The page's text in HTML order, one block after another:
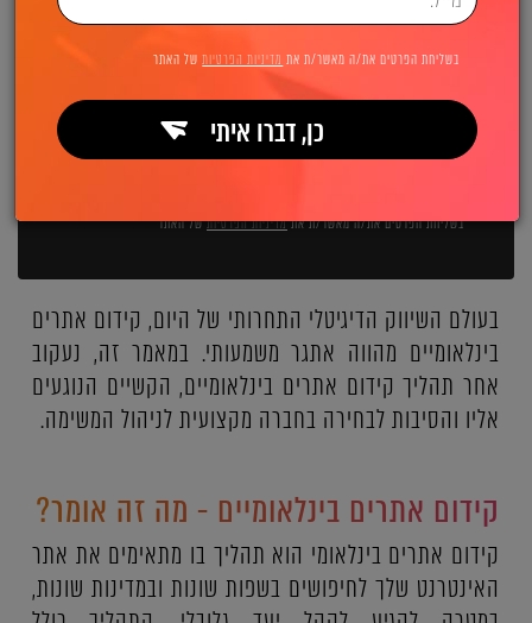
בשליחת הפרטים את/ה מאשר/ת אתמדיניות הפרטיותשל האתר
בעולם השיווק הדיגיטלי התחרותי של היום, קידום אתרים
בינלאומיים מהווה אתגר משמעותי. במאמר זה, נעקוב
אחר תהליך קידום אתרים בינלאומיים, הקשיים הנוגעים
אליו והסיבות לבחירה בחברה מקצועית לניהול המשימה.
קידום אתרים בינלאומיים - מה זה אומר?
קידום אתרים בינלאומי הוא תהליך בו מתאימים את אתר
האינטרנט שלך לחיפושים בשפות שונות ובמדינות שונות,
בשליחת הפרטים את/ה מאשר/ת את מדיניות הפרטיותשל האתר
כן, דברו איתי